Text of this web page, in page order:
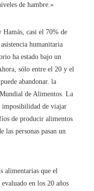
de hambre.»
Hamás, casi el 70% de
humanitaria
ha estado bajo un
sólo entre el 20 y el
abandonar. la
de Alimentos. La
de viajar
de producir alimentos
personas pasan un
alimentarias que el
en los 20 años